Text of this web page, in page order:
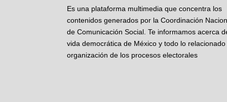
Es una plataforma multimedia que concentra los
contenidos generados por la Coordinación
de Comunicación Social. Te informamos acerca
vida democrática de México y todo lo relacionado
organización de los procesos electorales